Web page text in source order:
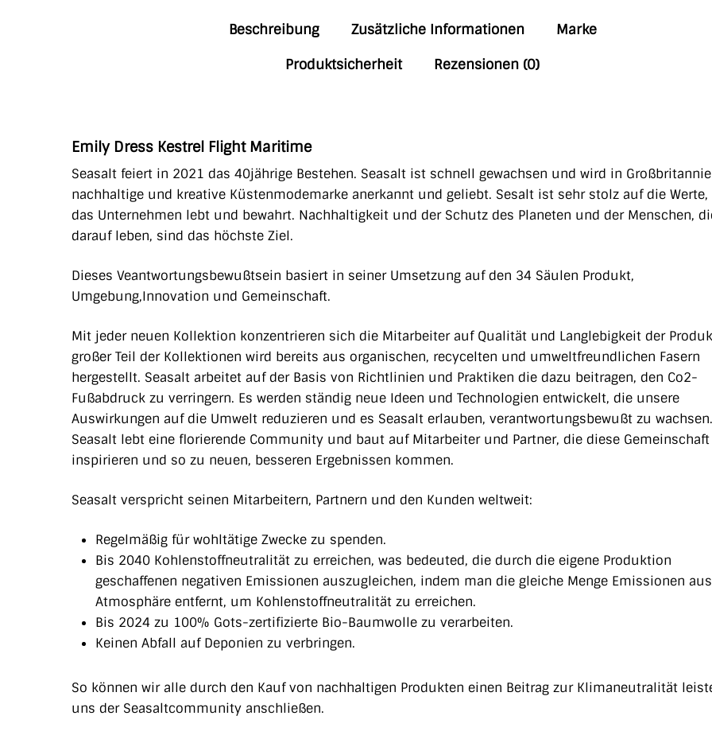
Beschreibung Zusätzliche Informationen
Marke
Produktsicherheit
Rezensionen (0)
Emily Dress Kestrel Flight Maritime
Seasalt feiert in 2021 das 40jährige Bestehen. Seasalt ist schnell gewachsen und wird in
nachhaltige und kreative Küstenmodemarke anerkannt und geliebt. Sesalt ist sehr stolz auf die Werte,
das Unternehmen lebt und bewahrt. Nachhaltigkeit und der Schutz des Planeten und der Menschen,
darauf leben, sind das höchste Ziel.
Dieses Veantwortungsbewußtsein basiert in seiner Umsetzung auf den 34 Säulen Produkt,
Umgebung,Innovation und Gemeinschaft.
Mit jeder neuen Kollektion konzentrieren sich die Mitarbeiter auf Qualität und Langlebigkeit der
großer Teil der Kollektionen wird bereits aus organischen, recycelten und umweltfreundlichen Fasern
hergestellt. Seasalt arbeitet auf der Basis von Richtlinien und Praktiken die dazu beitragen, den Co2-
Fußabdruck zu verringern. Es werden ständig neue Ideen und Technologien entwickelt, die unsere
Auswirkungen auf die Umwelt reduzieren und es Seasalt erlauben, verantwortungsbewußt zu wachsen.
Seasalt lebt eine florierende Community und baut auf Mitarbeiter und Partner, die diese Gemeinschaft
inspirieren und so zu neuen, besseren Ergebnissen kommen.
Seasalt verspricht seinen Mitarbeitern, Partnern und den Kunden weltweit:
Regelmäßig für wohltätige Zwecke zu spenden.
Bis 2040 Kohlenstoffneutralität zu erreichen, was bedeuted, die durch die eigene Produktion
geschaffenen negativen Emissionen auszugleichen, indem man die gleiche Menge Emissionen
Atmosphäre entfernt, um Kohlenstoffneutralität zu erreichen.
Bis 2024 zu 100% Gots-zertifizierte Bio-Baumwolle zu verarbeiten.
Keinen Abfall auf Deponien zu verbringen.
So können wir alle durch den Kauf von nachhaltigen Produkten einen Beitrag zur Klimaneutralität
uns der Seasaltcommunity anschließen.